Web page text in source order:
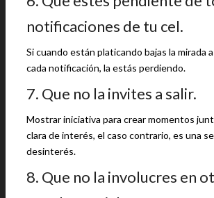
notificaciones de tu cel.
Si cuando están platicando bajas la mirada
cada notificación, la estás perdiendo.
7. Que no la invites a salir.
Mostrar iniciativa para crear momentos
clara de interés, el caso contrario, es una
desinterés.
8. Que no la involucres en